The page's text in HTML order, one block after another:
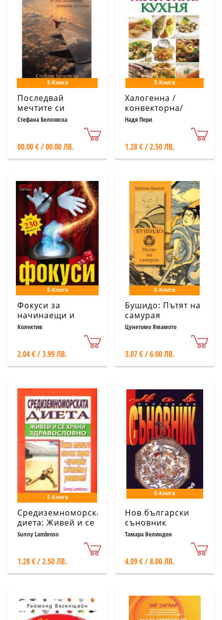
Е-Книга
Последвай
мечтите си
Стефана Белковска
00.00 € / 00.00 ЛВ.
Е-Книга
Халогенна /
конвекторна/
кухня
Надя Пери
1.28 € / 2.50 ЛВ.
Е-Книга
Фокуси за
начинаещи и
напреднали
магове: Над 230
Колектив
2.04 € / 3.99 ЛВ.
Е-Книга
Бушидо: Пътят на
самурая
Цунетомо Ямамото
3.07 € / 6.00 ЛВ.
Е-Книга
Средиземноморската
диета: Живей и се
храни
Sunny Lambroso
1.28 € / 2.50 ЛВ.
Е-Книга
Нов български
съновник
Тамара Велинден
4.09 € / 8.00 ЛВ.